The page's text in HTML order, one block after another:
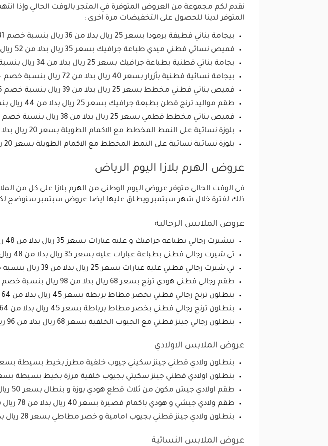
نقدم لكم مجموعة من العروض المتوفرة في المتجر بالوقت الحالي وإذا
المتوفر لدينا للحصول على التخفيضات مرة اخرى :
بيجامة بناني قطيفة برمودا بسعر 25 ريال بدلا من 36 ريال بنسبة خصم 31% .
قميص نسائي قطني ميدي طباعة جرافيك بسعر 35 ريال بدلا من 52 ريال بنسبة خصم 33% .
بجامة بناتي قطنية بطباعة جرافيك بسعر 25 ريال بدلا من 34 ريال بنسبة خصم 26% .
بيجامة نسائية قطنية بأزرار بسعر 40 ريال بدلا من 72 ريال بنسبة خصم 44% .
قميص بناتي قطني مخطط بسعر 25 ريال بدلا من 39 ريال بنسبة خصم 36% .
طقم مواليد ترنج قطن بطبعة جرافيك بسعر 25 ريال بدلا من 44 ريال بنسبة خصم 43% .
قميص بناتي مخطط قطمي بسعر 25 ريال بدلا من 38 ريال بنسبة خصم 34% .
بلوزة نسائية على النمط المخطط مع الاكمام الطويلة بسعر 20 ريال بدلا من 38 ريال بنسبة خصم 47% .
بلوزة نسائية نسائية على النمط المخطط مع الاكمام الطويلة بسعر 20 ريال بدلا من 38 ريال .
عروض الهرم بلازا اليوم الرياض
في الوقت الحالي متوفر عروض اليوم الوطني من الهرم بلازا على كل من
ذلك لفترة خلال شهر سبتمبر ويطلق عليها ايضا عروض سبتمبر سنوضح
عروض الملابس الرجالية
تيشيرت رجالي بطباعة جرافيك و عليه عبارات بسعر 35 ريال بدلا من 48 ريال بنسبة خصم 27% .
تي شيرت رجالي قطني بطباعة عبارات عليه بسعر 35 ريال بدلا من 48 ريال بنسبة خصم 27% .
تي شيرت رجالي قطني عليه عبارات بسعر 25 ريال بدلا من 39 ريال بنسبة خصم 36% .
طقم رجالي قطني هودي ترنج بسعر 68 ريال بدلا من 98 ريال بنسبة خصم 31% .
بنطلون ترنج رجالي قطني بخصر مطاط بربطة بسعر 45 ريال بدلا من 64 ريال بنسبة خصم 30% .
بنطلون ترنج رجالي قطني بخصر مطاط برباطة بسعر 45 ريال بدلا من 64 ريال بنسبة خصم 30% .
بنطلون رجالي جينز قطني مع الجيوب الخلفية بسعر 68 ريال بدلا من 96 ريال بنسبة خصم 29% .
عروض الملابس الاولادي
بنطلون ولادي قطني جينز سكيني جيوب خلفية مطرز بخيط بسيطة بسعر 30 ريال بدلا من 46 ريال بنسبة خصم
بنطلون اولادي قطني جينز سكيتي بجيوب خلفية مرزة بخيط بسيطة بسعر 35 ريال بدلا من 58 ريال بنسبة خصم
طقم اولادي جيش مكون من ثلاث قطع هودي بوزة و بنطال بسعر 50 ريال بدلا من 84 ريال بنسبة خصم 40% .
طقم ولادي جيشي و هودي باكمام قصيرة بسعر 40 ريال بدلا من 78 ريال بنسبة خصم 49% .
بنطلون ولادي جينز قطني بجيوب امامية و خصر مطاطي بسعر 28 ريال بدلا من 32 ريال بنسبة خصم 12% .
عروض الملابس النسائية